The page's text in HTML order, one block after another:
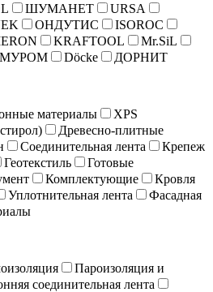
ШУМАНЕТ
URSA
ОНДУТИС
ISOROC
KRAFTOOL
Mr.SiL
МУРОМ Döcke
ДОРНИТ
материалы
XPS
Древесно-плитные
Соединительная лента
Крепеж
Геотекстиль
Готовые
Комплектующие
Кровля
Уплотнительная лента
Фасадная
Пароизоляция и
соединительная лента